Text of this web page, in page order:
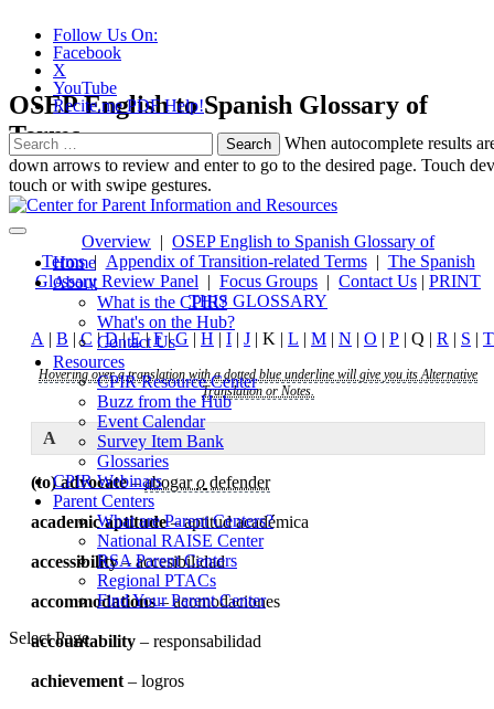
Follow Us On:
Facebook
X
YouTube
Recite.me PDF Help!
Search
for:
When autocomplete results
down arrows to review and enter to go to the desired page. Touch
touch or with swipe gestures.
Home
About
What is the CPIR?
What's on the Hub?
Contact Us
Resources
CPIR Resource Center
Buzz from the Hub
Event Calendar
Survey Item Bank
Glossaries
CPIR Webinars
Parent Centers
What are Parent Centers?
National RAISE Center
RSA Parent Centers
Regional PTACs
Find Your Parent Center
Select Page
OSEP English to Spanish Glossary of
Terms
Overview | OSEP English to Spanish Glossary of
Terms| Appendix of Transition-related Terms| The Spanish
Glossary Review Panel | Focus Groups | Contact Us | PRINT
THIS GLOSSARY
A | B |C |D|E|F|G | H | I | J | K | L | M | N | O | P | Q | R | S | T
Hovering over a translation with a dotted blue underline will give you its Alternative
Translation or Notes.
A
(to) advocate–abogaro defender
academic aptitude– aptitud académica
accessibility– accesibilidad
accommodations– acomodaciones
accountability – responsabilidad
achievement – logros